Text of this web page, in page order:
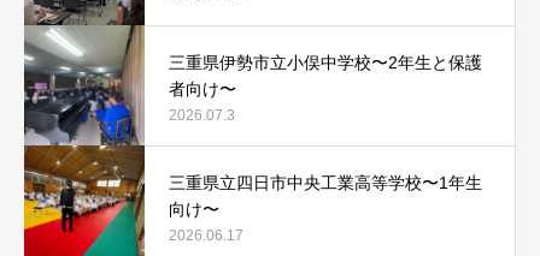
三重県伊勢市立小俣中学校〜2年生と保護
者向け〜
2026.07.3
三重県立四日市中央工業高等学校〜1年生
向け〜
2026.06.17